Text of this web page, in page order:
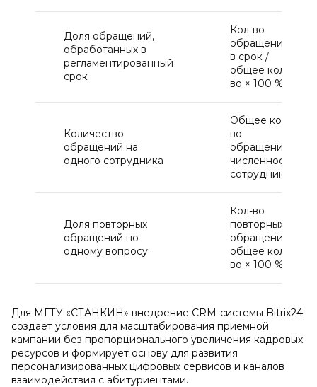
Доля обращений,
обработанных в
регламентированный
срок
Кол-во
обращений
в срок /
общее кол-
во × 100 %
Количество
обращений на
одного сотрудника
Общее кол-
во
обращений /
численность
сотрудников
Доля повторных
обращений по
одному вопросу
Кол-во
повторных
обращений /
общее кол-
во × 100 %
Для МГТУ «СТАНКИН» внедрение CRM-системы Bitrix24
создает условия для масштабирования приемной
кампании без пропорционального увеличения кадровых
ресурсов и формирует основу для развития
персонализированных цифровых сервисов и каналов
взаимодействия с абитуриентами.